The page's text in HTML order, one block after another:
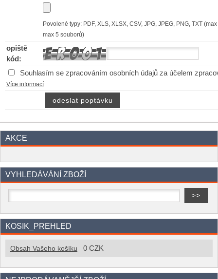
Povolené typy: PDF, XLS, XLSX, CSV, JPG, JPEG, PNG, TXT
max 5 souborů)
opiště
kód:
Souhlasím se zpracováním osobních údajů za účelem
Více informací
AKCE
VYHLEDÁVÁNÍ ZBOŽÍ
KOSIK_PREHLED
Obsah Vašeho košíku 0 CZK